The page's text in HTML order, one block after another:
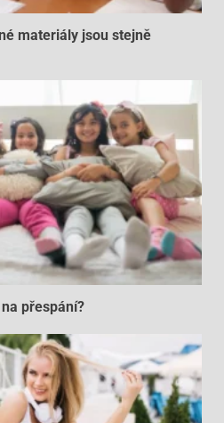
materiály jsou stejně
přespání?